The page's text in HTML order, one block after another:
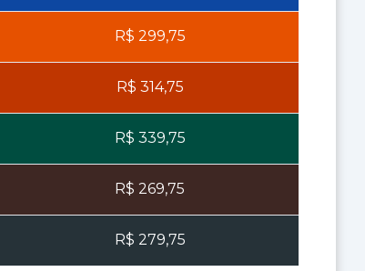
R$ 299,75
R$ 314,75
R$ 339,75
R$ 269,75
R$ 279,75